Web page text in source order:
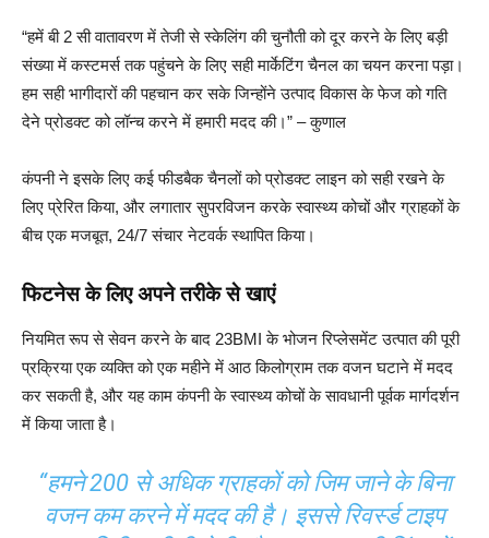
“हमें बी 2 सी वातावरण में तेजी से स्केलिंग की चुनौती को दूर करने के लिए बड़ी
संख्या में कस्टमर्स तक पहुंचने के लिए सही मार्केटिंग चैनल का चयन करना पड़ा।
हम सही भागीदारों की पहचान कर सके जिन्होंने उत्पाद विकास के फेज को गति
देने प्रोडक्ट को लॉन्च करने में हमारी मदद की।” – कुणाल
कंपनी ने इसके लिए कई फीडबैक चैनलों को प्रोडक्ट लाइन को सही रखने के
लिए प्रेरित किया, और लगातार सुपरविजन करके स्वास्थ्य कोचों और ग्राहकों के
बीच एक मजबूत, 24/7 संचार नेटवर्क स्थापित किया।
फिटनेस के लिए अपने तरीके से खाएं
नियमित रूप से सेवन करने के बाद 23BMI के भोजन रिप्लेसमेंट उत्पात की पूरी
प्रक्रिया एक व्यक्ति को एक महीने में आठ किलोग्राम तक वजन घटाने में मदद
कर सकती है, और यह काम कंपनी के स्वास्थ्य कोचों के सावधानी पूर्वक मार्गदर्शन
में किया जाता है।
“हमने 200 से अधिक ग्राहकों को जिम जाने के बिना
वजन कम करने में मदद की है। इससे रिवर्स्ड टाइप